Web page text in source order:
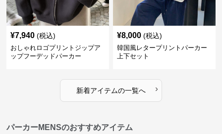
¥7,940 (税込)
おしゃれロゴプリントジップア
ップフーデッドパーカー
¥8,000 (税込)
韓国風レタープリントパーカー
上下セット
新着アイテムの一覧へ ›
パーカーMENSのおすすめアイテム